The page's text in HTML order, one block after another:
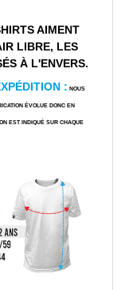
AIMENT
LIBRE, LES
À L'ENVERS.
: NOUS
ÉVOLUE DONC EN
EST INDIQUÉ SUR CHAQUE